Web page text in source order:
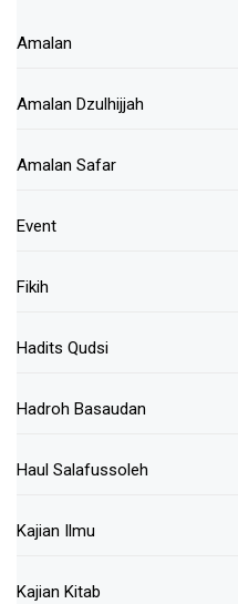
Amalan
Amalan Dzulhijjah
Amalan Safar
Event
Fikih
Hadits Qudsi
Hadroh Basaudan
Haul Salafussoleh
Kajian Ilmu
Kajian Kitab